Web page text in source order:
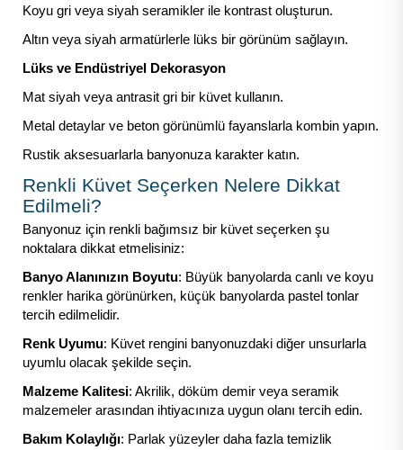
Koyu gri veya siyah seramikler ile kontrast oluşturun.
Altın veya siyah armatürlerle lüks bir görünüm sağlayın.
Lüks ve Endüstriyel Dekorasyon
Mat siyah veya antrasit gri bir küvet kullanın.
Metal detaylar ve beton görünümlü fayanslarla kombin yapın.
Rustik aksesuarlarla banyonuza karakter katın.
Renkli Küvet Seçerken Nelere Dikkat
Edilmeli?
Banyonuz için renkli bağımsız bir küvet seçerken şu
noktalara dikkat etmelisiniz:
Banyo Alanınızın Boyutu: Büyük banyolarda canlı ve koyu
renkler harika görünürken, küçük banyolarda pastel tonlar
tercih edilmelidir.
Renk Uyumu: Küvet rengini banyonuzdaki diğer unsurlarla
uyumlu olacak şekilde seçin.
Malzeme Kalitesi: Akrilik, döküm demir veya seramik
malzemeler arasından ihtiyacınıza uygun olanı tercih edin.
Bakım Kolaylığı: Parlak yüzeyler daha fazla temizlik